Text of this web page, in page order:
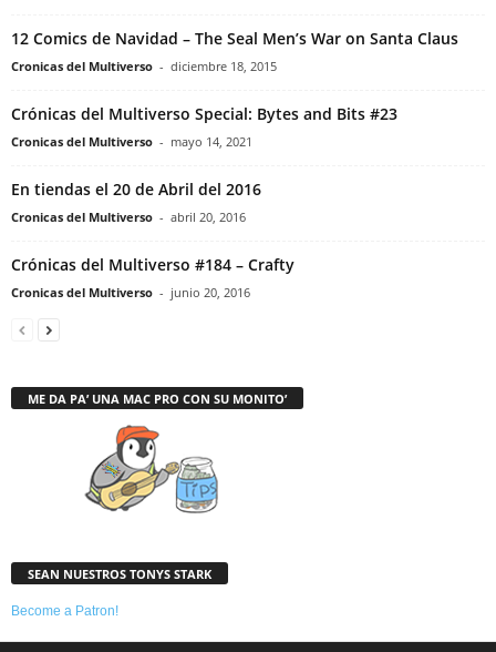
12 Comics de Navidad – The Seal Men’s War on Santa Claus
Cronicas del Multiverso - diciembre 18, 2015
Crónicas del Multiverso Special: Bytes and Bits #23
Cronicas del Multiverso - mayo 14, 2021
En tiendas el 20 de Abril del 2016
Cronicas del Multiverso - abril 20, 2016
Crónicas del Multiverso #184 – Crafty
Cronicas del Multiverso - junio 20, 2016
ME DA PA’ UNA MAC PRO CON SU MONITO’
SEAN NUESTROS TONYS STARK
Become a Patron!